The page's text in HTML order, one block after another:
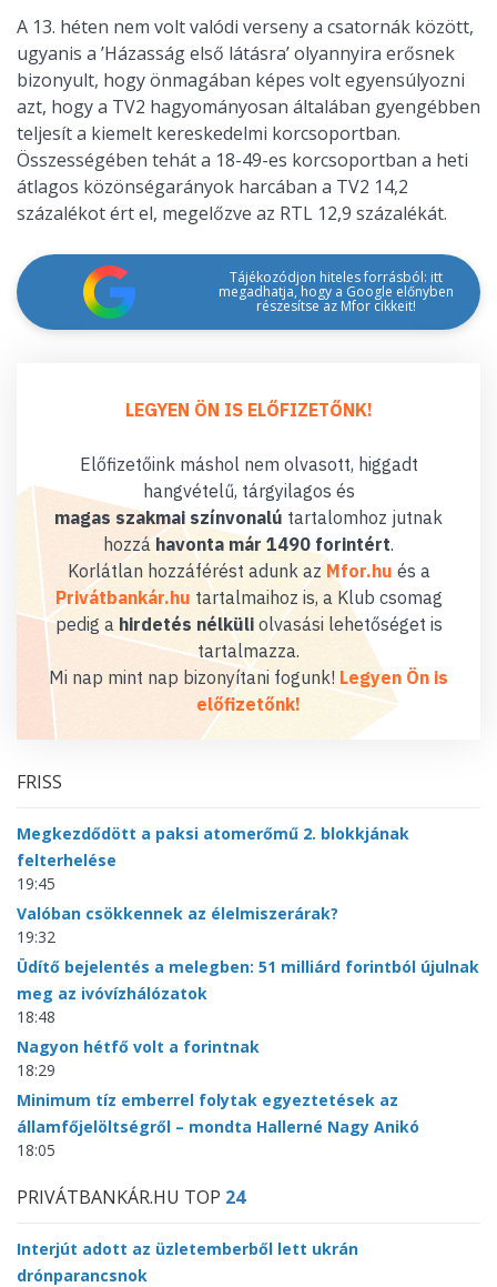
A 13. héten nem volt valódi verseny a csatornák között,
ugyanis a ’Házasság első látásra’ olyannyira erősnek
bizonyult, hogy önmagában képes volt egyensúlyozni
azt, hogy a TV2 hagyományosan általában gyengébben
teljesít a kiemelt kereskedelmi korcsoportban.
Összességében tehát a 18-49-es korcsoportban a heti
átlagos közönségarányok harcában a TV2 14,2
százalékot ért el, megelőzve az RTL 12,9 százalékát.
Tájékozódjon hiteles forrásból: itt
megadhatja, hogy a Google előnyben
részesítse az Mfor cikkeit!
LEGYEN ÖN IS ELŐFIZETŐNK!
Előfizetőink máshol nem olvasott, higgadt
hangvételű, tárgyilagos és
magas szakmai színvonalú tartalomhoz jutnak
hozzáhavonta már 1490 forintért.
Korlátlan hozzáférést adunk az Mfor.hu és a
Privátbankár.hu tartalmaihoz is, a Klub csomag
pedig a hirdetés nélküliolvasási lehetőséget is
tartalmazza.
Mi nap mint nap bizonyítani fogunk! Legyen Ön is
előfizetőnk!
FRISS
Megkezdődött a paksi atomerőmű 2. blokkjának
felterhelése
19:45
Valóban csökkennek az élelmiszerárak?
19:32
Üdítő bejelentés a melegben: 51 milliárd forintból újulnak
meg az ivóvízhálózatok
18:48
Nagyon hétfő volt a forintnak
18:29
Minimum tíz emberrel folytak egyeztetések az
államfőjelöltségről – mondta Hallerné Nagy Anikó
18:05
PRIVÁTBANKÁR.HU TOP 24
Interjút adott az üzletemberből lett ukrán
drónparancsnok